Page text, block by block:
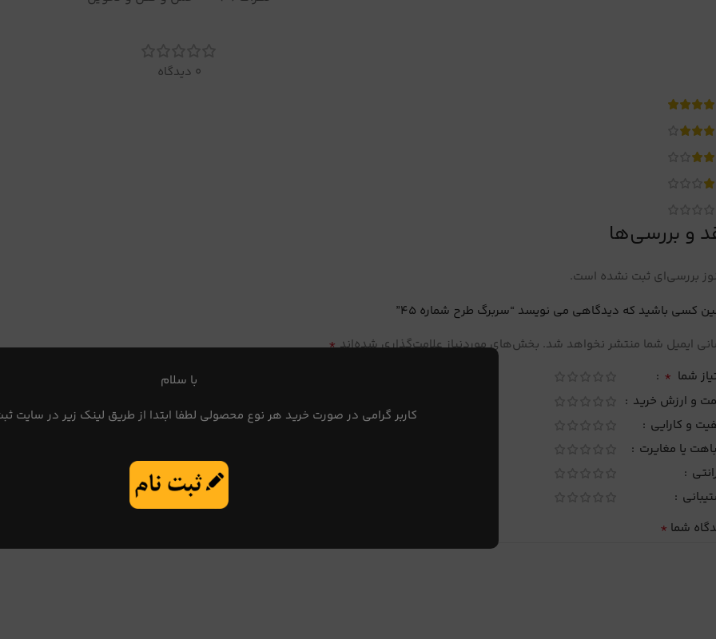
با سلام
کاربر گرامی در صورت خرید هر نوع محصولی لطفا ابتدا از طریق لینک زیر در سایت
0 دیدگاه
و بررسی‌ها
بررسی‌ای ثبت نشده است.
کسی باشید که دیدگاهی می نویسد “سربرگ طرح شماره 45”
ایمیل شما منتشر نخواهد شد. بخش‌های موردنیاز علامت‌گذاری شده‌اند*
شما *
و ارزش خرید
و کارایی
یا مغایرت
شما *